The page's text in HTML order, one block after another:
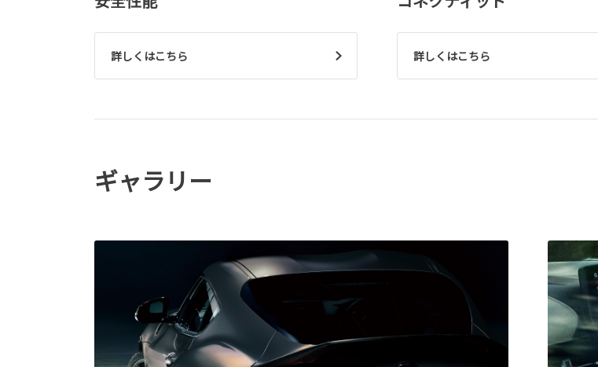
詳しくはこちら 詳しくはこちら
ギャラリー